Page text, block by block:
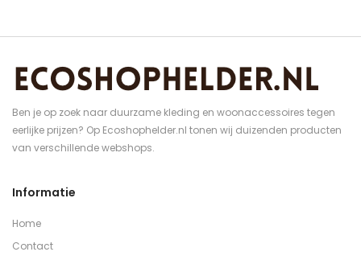
Ben je op zoek naar duurzame kleding en woonaccessoires tegen
eerlijke prijzen? Op Ecoshophelder.nl tonen wij duizenden producten
van verschillende webshops.
Informatie
Home
Contact